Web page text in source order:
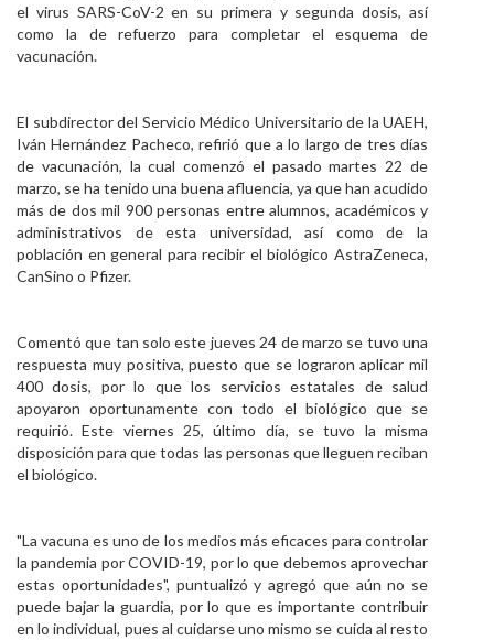
el virus SARS-CoV-2 en su primera y segunda dosis, así
como la de refuerzo para completar el esquema de
vacunación.
El subdirector del Servicio Médico Universitario de la UAEH,
Iván Hernández Pacheco, refirió que a lo largo de tres días
de vacunación, la cual comenzó el pasado martes 22 de
marzo, se ha tenido una buena afluencia, ya que han acudido
más de dos mil 900 personas entre alumnos, académicos y
administrativos de esta universidad, así como de la
población en general para recibir el biológico AstraZeneca,
CanSino o Pfizer.
Comentó que tan solo este jueves 24 de marzo se tuvo una
respuesta muy positiva, puesto que se lograron aplicar mil
400 dosis, por lo que los servicios estatales de salud
apoyaron oportunamente con todo el biológico que se
requirió. Este viernes 25, último día, se tuvo la misma
disposición para que todas las personas que lleguen reciban
el biológico.
"La vacuna es uno de los medios más eficaces para controlar
la pandemia por COVID-19, por lo que debemos aprovechar
estas oportunidades", puntualizó y agregó que aún no se
puede bajar la guardia, por lo que es importante contribuir
en lo individual, pues al cuidarse uno mismo se cuida al resto